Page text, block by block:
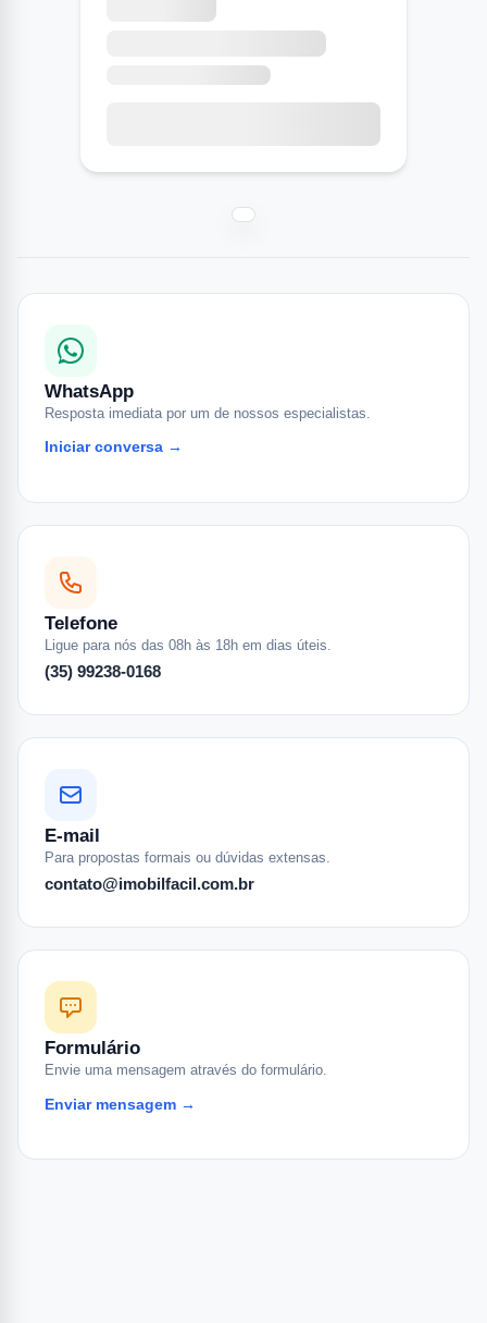
WhatsApp
Resposta imediata por um de nossos especialistas.
Iniciar conversa →
Telefone
Ligue para nós das 08h às 18h em dias úteis.
(35) 99238-0168
E-mail
Para propostas formais ou dúvidas extensas.
contato@imobilfacil.com.br
Formulário
Envie uma mensagem através do formulário.
Enviar mensagem →